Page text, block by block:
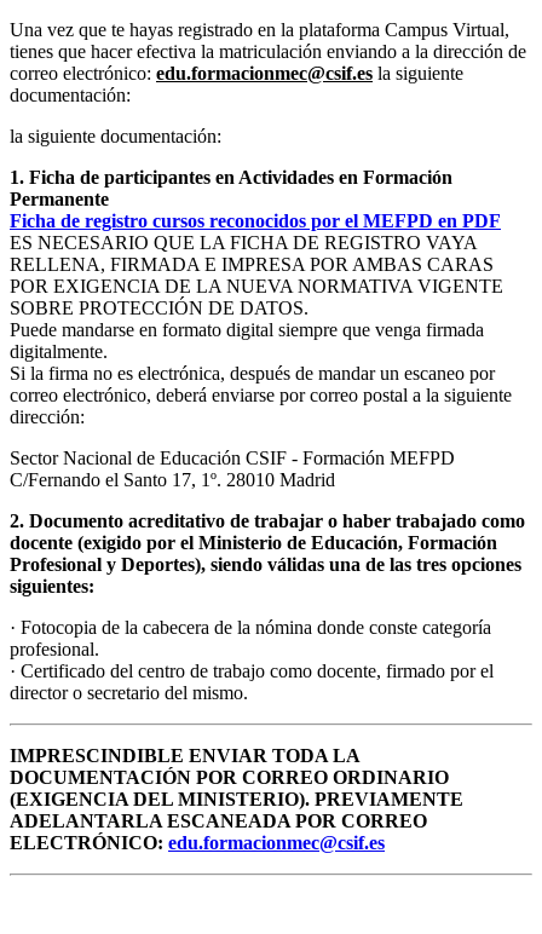
Una vez que te hayas registrado en la plataforma Campus Virtual,
tienes que hacer efectiva la matriculación enviando a la dirección de
correo electrónico: edu.formacionmec@csif.es la siguiente
documentación:
la siguiente documentación:
1. Ficha de participantes en Actividades en Formación
Permanente
Ficha de registro cursos reconocidos por el MEFPD en PDF
ES NECESARIO QUE LA FICHA DE REGISTRO VAYA
RELLENA, FIRMADA E IMPRESA POR AMBAS CARAS
POR EXIGENCIA DE LA NUEVA NORMATIVA VIGENTE
SOBRE PROTECCIÓN DE DATOS.
Puede mandarse en formato digital siempre que venga firmada
digitalmente.
Si la firma no es electrónica, después de mandar un escaneo por
correo electrónico, deberá enviarse por correo postal a la siguiente
dirección:
Sector Nacional de Educación CSIF - Formación MEFPD
C/Fernando el Santo 17, 1º. 28010 Madrid
2. Documento acreditativo de trabajar o haber trabajado como
docente (exigido por el Ministerio de Educación, Formación
Profesional y Deportes), siendo válidas una de las tres opciones
siguientes:
· Fotocopia de la cabecera de la nómina donde conste categoría
profesional.
· Certificado del centro de trabajo como docente, firmado por el
director o secretario del mismo.
IMPRESCINDIBLE ENVIAR TODA LA
DOCUMENTACIÓN POR CORREO ORDINARIO
(EXIGENCIA DEL MINISTERIO). PREVIAMENTE
ADELANTARLA ESCANEADA POR CORREO
ELECTRÓNICO: edu.formacionmec@csif.es